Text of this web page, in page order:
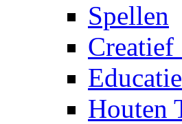
Spellen
Creatief
Houten